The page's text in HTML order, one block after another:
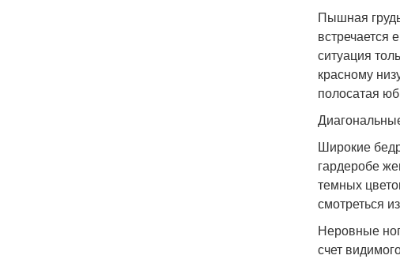
Пышная
встречается
ситуация
красному
полосатая
Широкие
гардеробе
темных
смотреться
Неровные
счет